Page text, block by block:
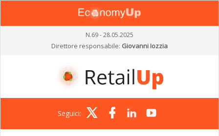
N.69 - 28.05.2025
Direttore responsabile: Giovanni Iozzia
Seguici: